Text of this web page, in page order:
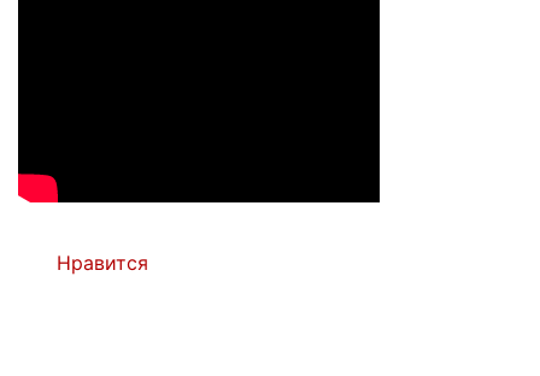
Нравится